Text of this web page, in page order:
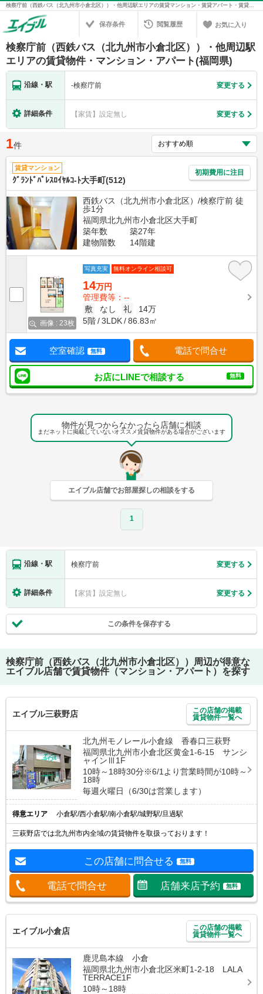
検察庁前（西鉄バス（北九州市小倉北区））・他周辺駅エリアの賃貸マンション・賃貸アパート・賃貸住宅の不動産情報を検索！不動産賃貸の物件探しは、お部屋探しのエイブル
保存条件 閲覧履歴 お気に入り
検察庁前（西鉄バス（北九州市小倉北区））・他周辺駅
エリアの賃貸物件・マンション・アパート(福岡県)
沿線・駅 -検察庁前 変更する
詳細条件 【家賃】設定無し 変更する
1件
賃貸マンション
ｸﾞﾗﾝﾄﾞﾊﾟﾚｽﾛｲﾔﾙｺ-ﾄ大手町(512)
初期費用に注目
西鉄バス（北九州市小倉北区）/検察庁前 徒
歩1分
福岡県北九州市小倉北区大手町
築年数
築27年
建物階数
14階建
画像 : 23枚
写真充実 無料オンライン相談可
14万円
管理費等：--
敷
なし 礼
14万
5階
3LDK 86.83㎡
空室確認 無料 電話で問合せ
お店にLINEで相談する 無料
物件が見つからなかったら店舗に相談
まだネットに掲載していないオススメ賃貸物件がある場合がございます
エイブル店舗でお部屋探しの相談をする
1
沿線・駅 検察庁前 変更する
詳細条件 【家賃】設定無し 変更する
この条件を保存する
検察庁前（西鉄バス（北九州市小倉北区））
周辺が得意な
エイブル店舗で賃貸物件（マンション・アパート）を探す
エイブル三萩野店
この店舗の掲載
賃貸物件一覧へ
北九州モノレール小倉線 香春口三萩野
福岡県北九州市小倉北区黄金1-6-15 サンシ
ャインⅢ1F
10時～18時30分※6/1より営業時間が10時～
18時
毎週火曜日（6/30は営業します）
得意エリア 小倉駅/西小倉駅/南小倉駅/城野駅/旦過駅
三萩野店では北九州市内全域の賃貸物件を取扱っております！
この店舗に問合せる 無料
電話で問合せ 店舗来店予約 無料
エイブル小倉店
この店舗の掲載
賃貸物件一覧へ
鹿児島本線 小倉
福岡県北九州市小倉北区米町1-2-18 LALA
TERRACE1F
10時～18時